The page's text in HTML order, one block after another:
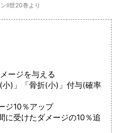
Ⅱ世20巻より
ージを与える
)」「骨折(小)」付与(確率
ジ10％アップ
に受けたダメージの10％追